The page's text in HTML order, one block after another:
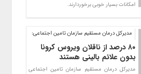
امکانات بسیار خوبی برخوردارند.
مدیرکل درمان مستقیم سازمان تامین اجتماعی:
۸۰ درصد از ناقلان ویروس کرونا
بدون علائم بالینی هستند
مدیرکل درمان مستقیم سازمان تامین اجتماعی